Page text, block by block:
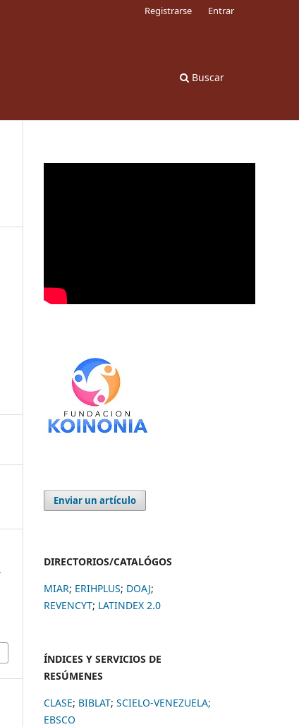
Buscar
Registrarse Entrar
Enviar un artículo
DIRECTORIOS/CATALÓGOS
MIAR; ERIHPLUS; DOAJ;
REVENCYT; LATINDEX 2.0
ÍNDICES Y SERVICIOS DE
RESÚMENES
CLASE; BIBLAT; SCIELO-VENEZUELA;
EBSCO